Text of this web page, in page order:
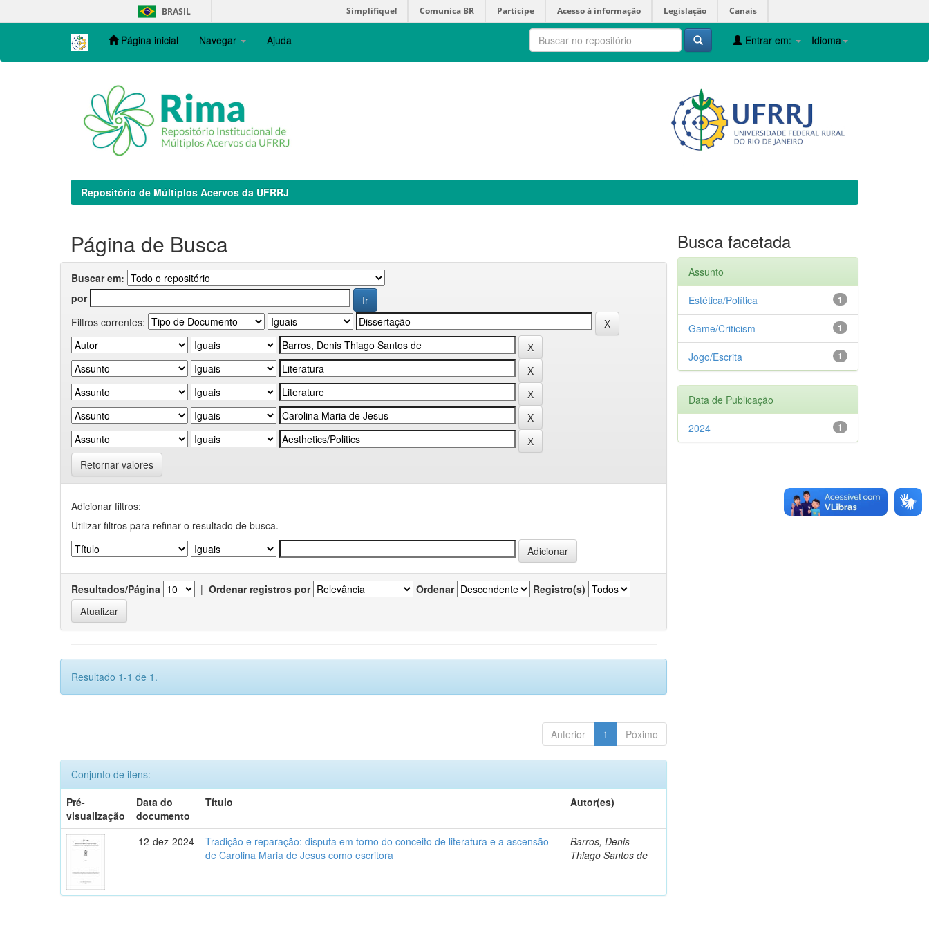
navigation
BRASIL Simplifique! Comunica BR Participe Acesso à informação Legislação Canais
Página inicial Navegar Ajuda Idioma
Entrar em:
Repositório de Múltiplos Acervos da UFRRJ
Página de Busca
Buscar em:
por
Filtros correntes:
Retornar valores
Adicionar filtros:
Utilizar filtros para refinar o resultado de busca.
Resultados/Página | Ordenar registros por Ordenar Registro(s)
Resultado 1-1 de 1.
Anterior 1 Póximo
Conjunto de itens:
Pré-
visualização
Data do
documento
Título Autor(es)
12-dez-2024
Tradição e reparação: disputa em torno do conceito de literatura e a ascensão
de Carolina Maria de Jesus como escritora
Barros, Denis
Thiago Santos de
Busca facetada
Assunto
1
Estética/Política
1
Game/Criticism
1
Jogo/Escrita
Data de Publicação
1
2024